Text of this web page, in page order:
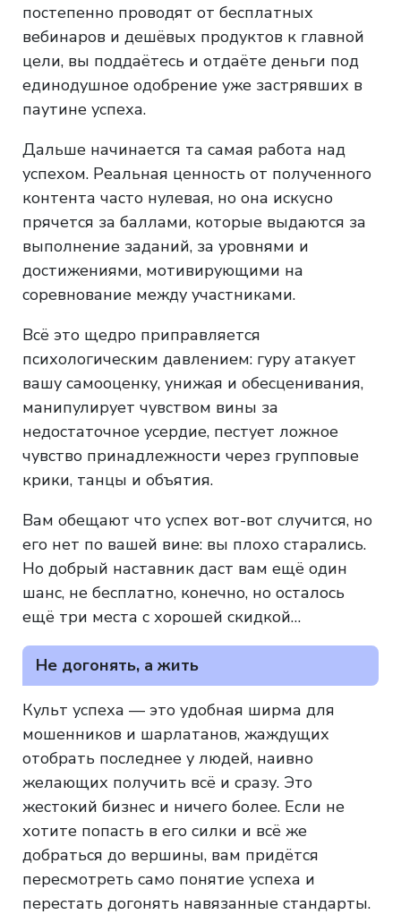
постепенно проводят от бесплатных
вебинаров и дешёвых продуктов к главной
цели, вы поддаётесь и отдаёте деньги под
единодушное одобрение уже застрявших в
паутине успеха.
Дальше начинается та самая работа над
успехом. Реальная ценность от полученного
контента часто нулевая, но она искусно
прячется за баллами, которые выдаются за
выполнение заданий, за уровнями и
достижениями, мотивирующими на
соревнование между участниками.
Всё это щедро приправляется
психологическим давлением: гуру атакует
вашу самооценку, унижая и обесценивания,
манипулирует чувством вины за
недостаточное усердие, пестует ложное
чувство принадлежности через групповые
крики, танцы и объятия.
Вам обещают что успех вот-вот случится, но
его нет по вашей вине: вы плохо старались.
Но добрый наставник даст вам ещё один
шанс, не бесплатно, конечно, но осталось
ещё три места с хорошей скидкой…
Не догонять, а жить
Культ успеха — это удобная ширма для
мошенников и шарлатанов, жаждущих
отобрать последнее у людей, наивно
желающих получить всё и сразу. Это
жестокий бизнес и ничего более. Если не
хотите попасть в его силки и всё же
добраться до вершины, вам придётся
пересмотреть само понятие успеха и
перестать догонять навязанные стандарты.